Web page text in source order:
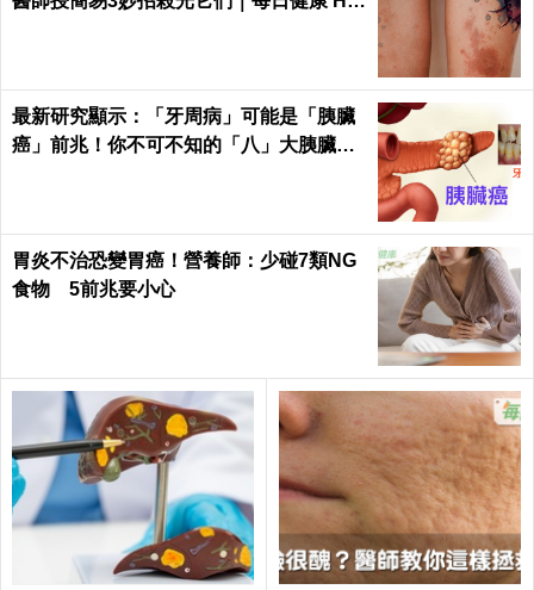
最新研究顯示：「牙周病」可能是「胰臟
癌」前兆！你不可不知的「八」大胰臟癌
胃炎不治恐變胃癌！營養師：少碰7類NG
食物 5前兆要小心